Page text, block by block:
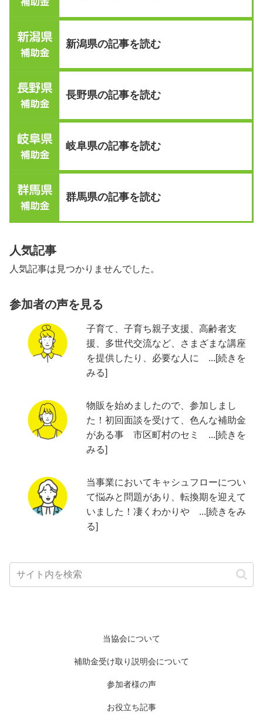
新潟県の記事を読む
長野県の記事を読む
岐阜県の記事を読む
群馬県の記事を読む
人気記事
人気記事は見つかりませんでした。
参加者の声を見る
子育て、子育ち親子支援、高齢者支
援、多世代交流など、さまざまな講座
を提供したり、必要な人に ...[続きを
みる]
物販を始めましたので、参加しまし
た！初回面談を受けて、色んな補助金
がある事 市区町村のセミ ...[続きを
みる]
当事業においてキャシュフローについ
て悩みと問題があり、転換期を迎えて
いました！凄くわかりや ...[続きをみ
る]
当協会について
補助金受け取り説明会について
参加者様の声
お役立ち記事